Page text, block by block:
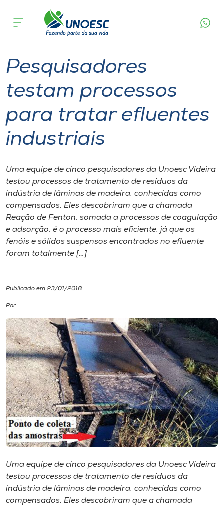
Cursos
Pesquisa
Atendimento ao Estudante
Portal de Ensino
A
Unoesc
Internacionalização
I.nova
Cultura
CPA
Biblioteca
Editora
Rádio
Unoesc
acontece
Pesquisadores
testam processos
para tratar efluentes
industriais
Uma equipe de cinco pesquisadores da Unoesc Videira
testou processos de tratamento de resíduos da
indústria de lâminas de madeira, conhecidas como
compensados. Eles descobriram que a chamada
Reação de Fenton, somada a processos de coagulação
e adsorção, é o processo mais eficiente, já que os
fenóis e sólidos suspensos encontrados no efluente
foram totalmente […]
Publicado em 23/01/2018
Por
Uma equipe de cinco pesquisadores da Unoesc Videira
testou processos de tratamento de resíduos da
indústria de lâminas de madeira, conhecidas como
compensados. Eles descobriram que a chamada